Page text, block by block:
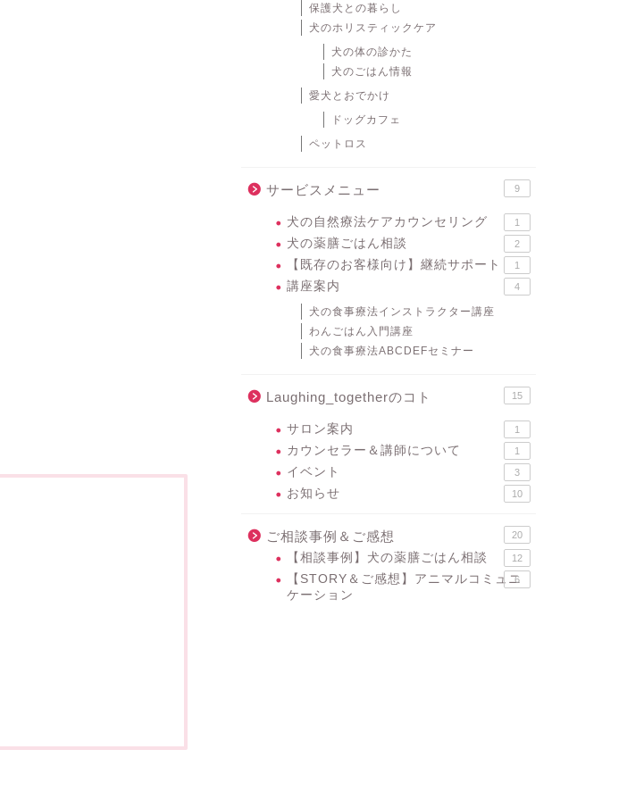
保護犬との暮らし
犬のホリスティックケア
犬の体の診かた
犬のごはん情報
愛犬とおでかけ
ドッグカフェ
ペットロス
サービスメニュー 9
犬の自然療法ケアカウンセリング 1
犬の薬膳ごはん相談 2
【既存のお客様向け】継続サポート 1
講座案内 4
犬の食事療法インストラクター講座
わんごはん入門講座
犬の食事療法ABCDEFセミナー
Laughing_togetherのコト 15
サロン案内 1
カウンセラー＆講師について 1
イベント 3
お知らせ 10
ご相談事例＆ご感想 20
【相談事例】犬の薬膳ごはん相談 12
【STORY＆ご感想】アニマルコミュニ
ケーション
6